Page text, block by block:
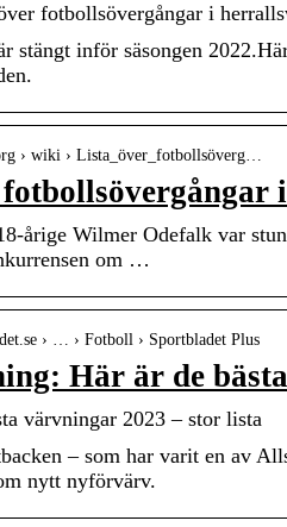
fotbollsövergångar i
stängt inför säsongen
› wiki › Lista_över_fotbollsöverg…
årige Wilmer Odefalk var
om …
› … › Fotboll › Sportbladet Plus
Här är de
värvningar 2023 – stor lista
– som har varit en av
nytt nyförvärv.